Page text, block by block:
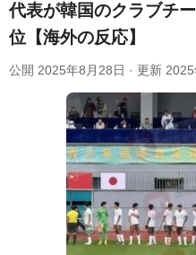
Powered by livedoor 相互RSS
代表が韓国のクラブチ
位【海外の反応】
公開 2025年8月28日 · 更新